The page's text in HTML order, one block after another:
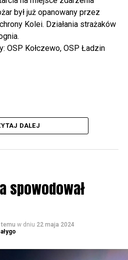
będzie koncert w wykonaniu
którego wysłuchamy
aranżacji (godz. 20.00
koncertu zaplanowaliśmy dla
Kultura i zrównoważona
Gminy Wolin, Parafia
był już opanowany przez
Kolei. Działania strażaków
OSP Kołczewo, OSP Ładzin
DALEJ
spowodował
temu w dniu 22 maja 2024